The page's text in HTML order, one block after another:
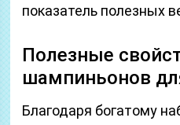
показатель полезных
Полезные
шампиньонов
Благодаря богатому